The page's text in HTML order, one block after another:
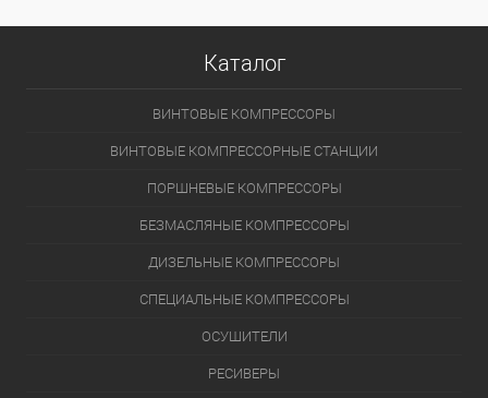
Каталог
ВИНТОВЫЕ КОМПРЕССОРЫ
ВИНТОВЫЕ КОМПРЕССОРНЫЕ СТАНЦИИ
ПОРШНЕВЫЕ КОМПРЕССОРЫ
БЕЗМАСЛЯНЫЕ КОМПРЕССОРЫ
ДИЗЕЛЬНЫЕ КОМПРЕССОРЫ
СПЕЦИАЛЬНЫЕ КОМПРЕССОРЫ
ОСУШИТЕЛИ
РЕСИВЕРЫ